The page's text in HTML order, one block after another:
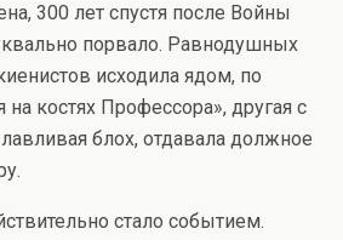
300 лет спустя после Войны
порвало. Равнодушных
исходила ядом, по
костях Профессора», другая с
блох, отдавала должное
стало событием.